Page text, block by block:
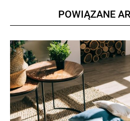
POWIĄZANE